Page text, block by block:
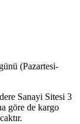
(Pazartesi-
Sanayi Sitesi 3
göre de kargo